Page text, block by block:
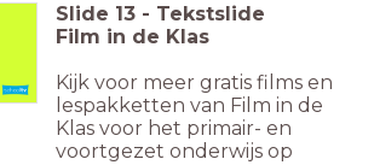
Slide 13 - Tekstslide
Film in de Klas
Kijk voor meer gratis films en
lespakketten van Film in de
Klas voor het primair- en
voortgezet onderwijs op